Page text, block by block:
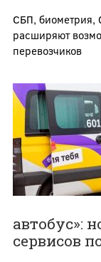
СБП, биометрия,
расширяют
перевозчиков
автобус»:
сервисов